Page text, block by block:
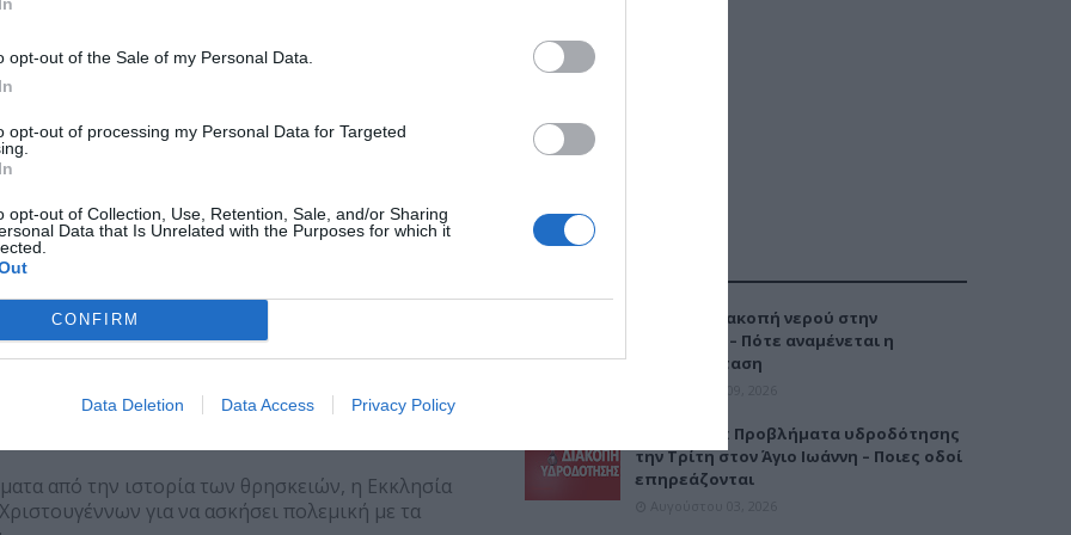
opt-out of the Sale of my Personal Data.
opt-out of processing my Personal Data for Targeted
opt-out of Collection, Use, Retention, Sale, and/or Sharing
Data that Is Unrelated with the Purposes for which it
CONFIRM
Data Deletion Data Access Privacy Policy
διατήρησε την παλαιότερη παράδοση, την οποία
παλαιό ημερολόγιο (Ιουλιανό).
αργία με τον Ιουστινιάνειο Κώδικα (529/534).
ακριβής ημερομηνία της γέννησης του Ιησού, η
των Χριστουγέννων θα πρέπει να συνδέεται,
ηλιοστασίου (Βρουμάλια) από τους
των γενεθλίων του Μίθρα, του ανίκητου Ήλιου
αυτοκράτορα Αυρηλιανού το 275μ.Χ.
(17-23 Δεκεμβρίου), όπου επικρατούσε κλίμα
από την ιστορία των θρησκειών, η Εκκλησία
για να ασκήσει πολεμική με τα
Έκτακτη διακοπή νερού στην
Καλαμαριά – Πότε αναμένεται η
αποκατάσταση
Καλαμαριά: Προβλήματα υδροδότησης
την Τρίτη στον Άγιο Ιωάννη – Ποιες οδοί
επηρεάζονται